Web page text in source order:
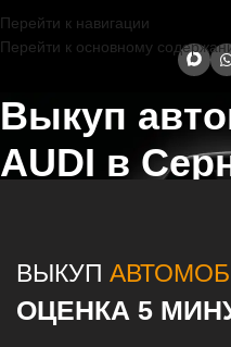
Перейти к навигации
Перейти к основному
Выкуп
AUDI в
ВЫКУП
ОЦЕНКА 5